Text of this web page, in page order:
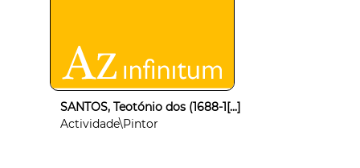
SANTOS, Teotónio dos (1688-1[...]
Actividade\Pintor